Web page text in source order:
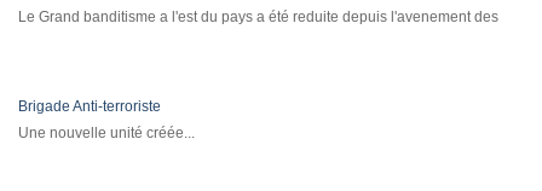
Le Grand banditisme a l'est du pays a été reduite depuis l'avenement des
Brigade Anti-terroriste
Une nouvelle unité créée...